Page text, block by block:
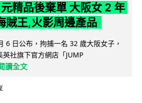
精品後棄單 大阪女 2 年
賊王,火影周邊產品
6 日公布，拘捕一名 32 歲大阪女子，
社旗下官方網店「JUMP
讀全文